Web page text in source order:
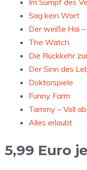
Im Sumpf des
Sag kein Wort
Der weiße Hai
The Watch
Die Rückkehr
Der Sinn des
Doktorspiele
Funny Farm
Tammy – Voll
Alles erlaubt
5,99 Euro